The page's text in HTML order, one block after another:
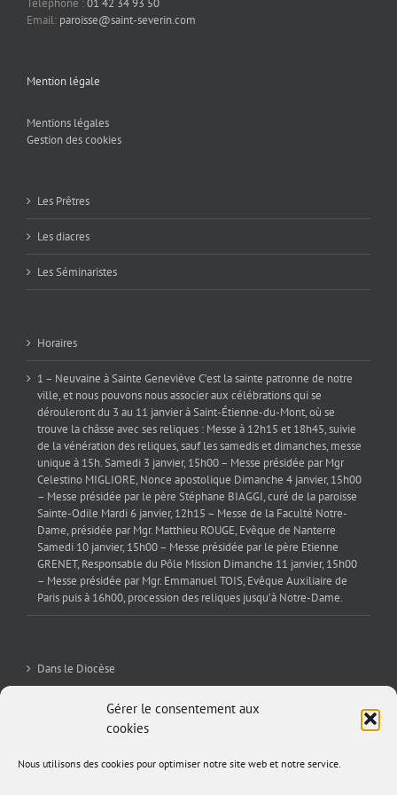
Gérer le consentement aux
cookies
Nous utilisons des cookies pour optimiser notre site web et notre service.
Email: paroisse@saint-severin.com
Mention légale
Mentions légales
Gestion des cookies
Les Prêtres
Les diacres
Les Séminaristes
Horaires
1 – Neuvaine à Sainte Geneviève C’est la sainte patronne de notre
ville, et nous pouvons nous associer aux célébrations qui se
dérouleront du 3 au 11 janvier à Saint-Étienne-du-Mont, où se
trouve la châsse avec ses reliques : Messe à 12h15 et 18h45, suivie
de la vénération des reliques, sauf les samedis et dimanches, messe
unique à 15h. Samedi 3 janvier, 15h00 – Messe présidée par Mgr
Celestino MIGLIORE, Nonce apostolique Dimanche 4 janvier, 15h00
– Messe présidée par le père Stéphane BIAGGI, curé de la paroisse
Sainte-Odile Mardi 6 janvier, 12h15 – Messe de la Faculté Notre-
Dame, présidée par Mgr. Matthieu ROUGE, Evêque de Nanterre
Samedi 10 janvier, 15h00 – Messe présidée par le père Etienne
GRENET, Responsable du Pôle Mission Dimanche 11 janvier, 15h00
– Messe présidée par Mgr. Emmanuel TOIS, Evêque Auxiliaire de
Paris puis à 16h00, procession des reliques jusqu’à Notre-Dame.
Dans le Diocèse